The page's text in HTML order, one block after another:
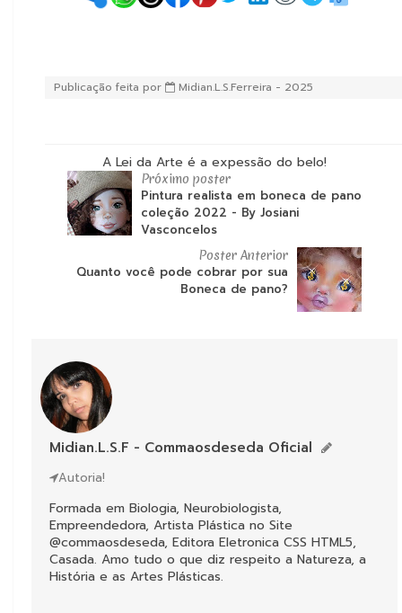
Descrição da Publicação: Divulgação autorizada
Publicação feita por Midian.L.S.Ferreira - 2025
A Lei da Arte é a expessão do belo!
Próximo poster
Pintura realista em boneca de pano
coleção 2022 - By Josiani
Vasconcelos
Poster Anterior
Quanto você pode cobrar por sua
Boneca de pano?
Midian.L.S.F - Commaosdeseda Oficial
Autoria!
Formada em Biologia, Neurobiologista,
Empreendedora, Artista Plástica no Site
@commaosdeseda, Editora Eletronica CSS HTML5,
Casada. Amo tudo o que diz respeito a Natureza, a
História e as Artes Plásticas.